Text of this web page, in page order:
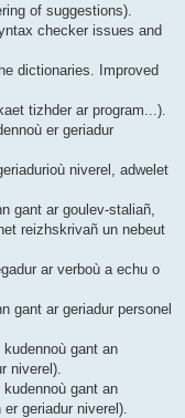
of suggestions).
checker issues and
dictionaries. Improved
tizhder ar program...).
er geriadur
niverel, adwelet
gant ar goulev-staliañ,
reizhskrivañ un nebeut
ar verboù a echu o
gant ar geriadur personel
gant an
niverel).
gant an
geriadur niverel).